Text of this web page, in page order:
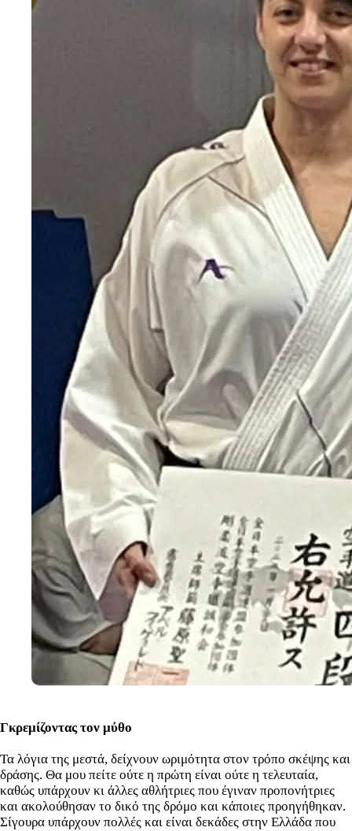
Γκρεμίζοντας τον μύθο
Τα λόγια της μεστά, δείχνουν ωριμότητα στον τρόπο σκέψης και
δράσης. Θα μου πείτε ούτε η πρώτη είναι ούτε η τελευταία,
καθώς υπάρχουν κι άλλες αθλήτριες που έγιναν προπονήτριες
και ακολούθησαν το δικό της δρόμο και κάποιες προηγήθηκαν.
Σίγουρα υπάρχουν πολλές και είναι δεκάδες στην Ελλάδα που